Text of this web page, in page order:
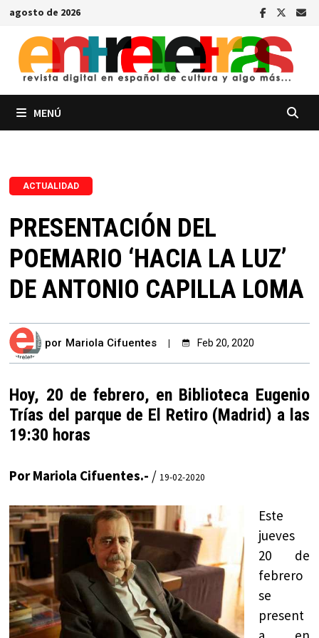
Saltar
contenido
agosto de 2026
MENÚ
ACTUALIDAD
PRESENTACIÓN DEL
POEMARIO ‘HACIA LA LUZ’
DE ANTONIO CAPILLA LOMA
por Mariola Cifuentes Feb 20, 2020
Hoy, 20 de febrero, en Biblioteca Eugenio
Trías del parque de El Retiro (Madrid) a las
19:30 horas
Por Mariola Cifuentes.- / 19-02-2020
Este
jueves
20 de
febrero
se
present